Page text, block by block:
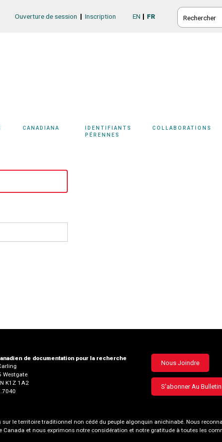
RECHERCHER
EN FR
Ouverture de session Inscription
CANADIANA
IDENTIFIANTS
PÉRENNES
COLLABORATIONS
de documentation pour la recherche
Westgate
K1Z 1A2
Footer
menu
Nous Joindre
S'abonner Au Bulletin
le territoire traditionnel non cédé du peuple algonquin anichinabé. Nous
et nous exprimons notre considération et notre gratitude à toutes les